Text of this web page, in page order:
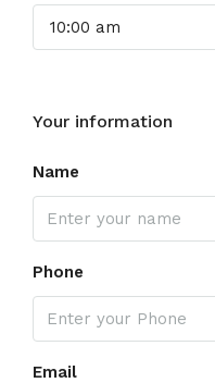
10:00 am
Your information
Name
Phone
Email